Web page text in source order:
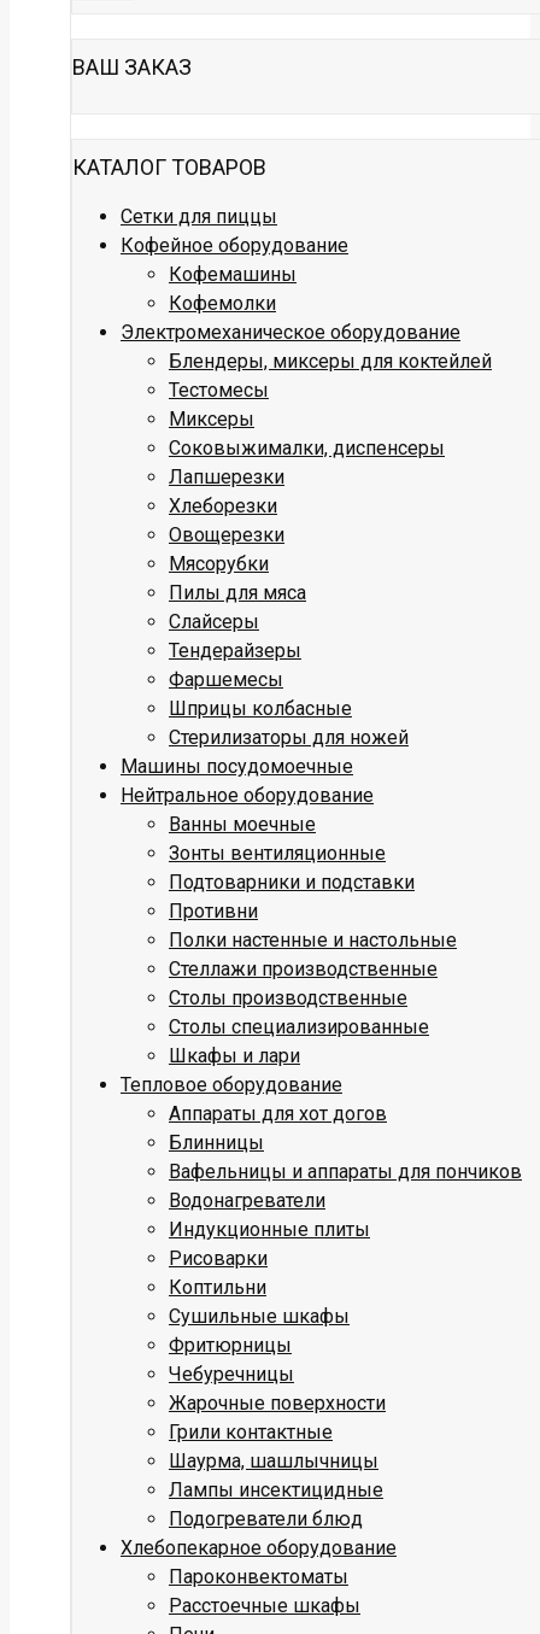
ВАШ ЗАКАЗ
КАТАЛОГ ТОВАРОВ
Сетки для пиццы
Кофейное оборудование
Кофемашины
Кофемолки
Электромеханическое оборудование
Блендеры, миксеры для коктейлей
Тестомесы
Миксеры
Соковыжималки, диспенсеры
Лапшерезки
Хлеборезки
Овощерезки
Мясорубки
Пилы для мяса
Слайсеры
Тендерайзеры
Фаршемесы
Шприцы колбасные
Стерилизаторы для ножей
Машины посудомоечные
Нейтральное оборудование
Ванны моечные
Зонты вентиляционные
Подтоварники и подставки
Противни
Полки настенные и настольные
Стеллажи производственные
Столы производственные
Столы специализированные
Шкафы и лари
Тепловое оборудование
Аппараты для хот догов
Блинницы
Вафельницы и аппараты для пончиков
Водонагреватели
Индукционные плиты
Рисоварки
Коптильни
Сушильные шкафы
Фритюрницы
Чебуречницы
Жарочные поверхности
Грили контактные
Шаурма, шашлычницы
Лампы инсектицидные
Подогреватели блюд
Хлебопекарное оборудование
Пароконвектоматы
Расстоечные шкафы